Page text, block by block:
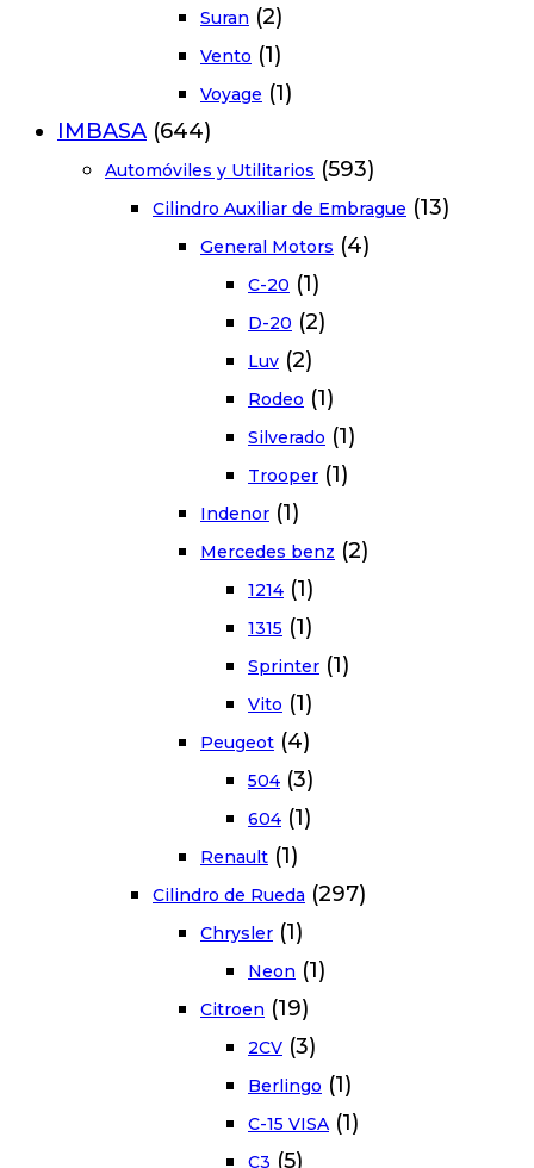
Suran (2)
Vento (1)
Voyage (1)
IMBASA (644)
Automóviles y Utilitarios (593)
Cilindro Auxiliar de Embrague (13)
General Motors (4)
C-20 (1)
D-20 (2)
Luv (2)
Rodeo (1)
Silverado (1)
Trooper (1)
Indenor (1)
Mercedes benz (2)
1214 (1)
1315 (1)
Sprinter (1)
Vito (1)
Peugeot (4)
504 (3)
604 (1)
Renault (1)
Cilindro de Rueda (297)
Chrysler (1)
Neon (1)
Citroen (19)
2CV (3)
Berlingo (1)
C-15 VISA (1)
C3 (5)